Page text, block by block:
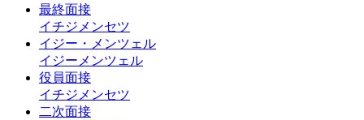
最終面接
イチジメンセツ
イジー・メンツェル
イジーメンツェル
役員面接
イチジメンセツ
二次面接